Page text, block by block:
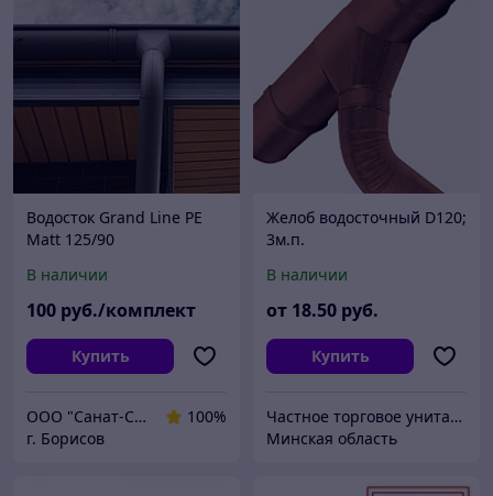
Водосток Grand Line PE
Matt 125/90
В наличии
100 руб./комплект
Купить
ООО "Санат-Строй"
100%
г. Борисов
Желоб водосточный D120;
3м.п.
В наличии
от 18.50 руб.
Купить
Частное торговое унитарное предприятие «АЛ-2Д»
Минская область